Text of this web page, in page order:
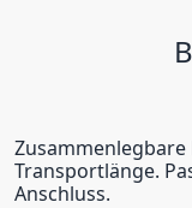
Transportlänge.
Anschluss.